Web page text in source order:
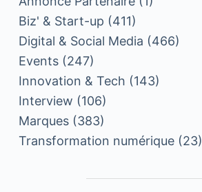
Biz' & Start-up (411)
Digital & Social Media (466)
Events(247)
Innovation & Tech (143)
Interview (106)
Marques(383)
Transformation numérique(23)